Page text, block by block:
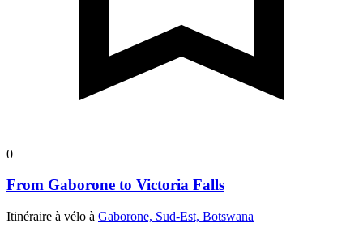
0
From Gaborone to Victoria Falls
Itinéraire à vélo à Gaborone, Sud-Est, Botswana